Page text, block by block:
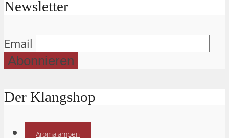
Newsletter
Email
Der Klangshop
Aromalampen